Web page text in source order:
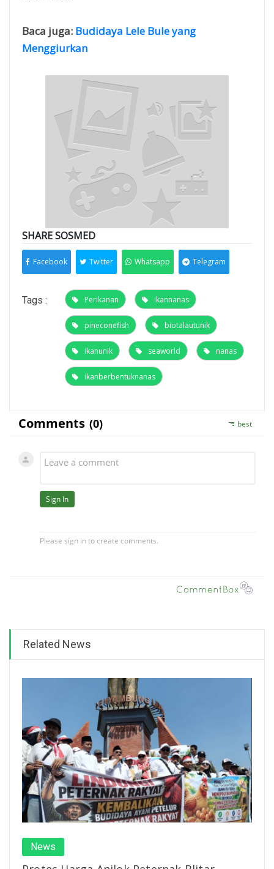
Baca juga: Budidaya Lele Bule yang
Menggiurkan
SHARE SOSMED
Facebook Twitter Whatsapp Telegram
Tags : Perikanan ikannanas
pineconefish biotalautunik
ikanunik seaworld nanas
ikanberbentuknanas
Related News
News